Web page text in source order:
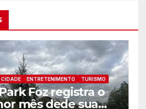
ENTRETENIMENTO TURISMO
Foz registra o
dede sua